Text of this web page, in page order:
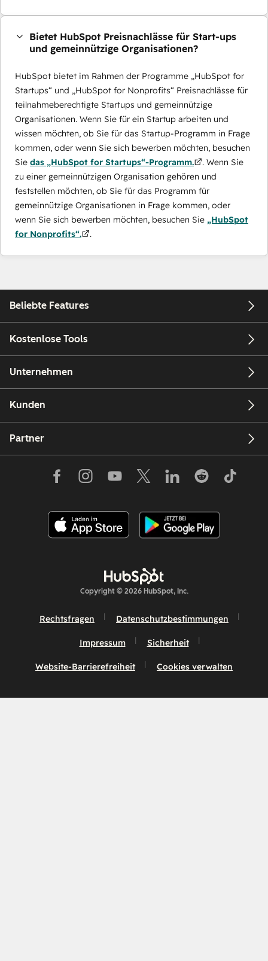
Bietet HubSpot Preisnachlässe für Start-ups
und gemeinnützige Organisationen?
HubSpot bietet im Rahmen der Programme „HubSpot for
Startups“ und „HubSpot for Nonprofits“ Preisnachlässe für
teilnahmeberechtigte Startups und gemeinnützige
Organisationen. Wenn Sie für ein Startup arbeiten und
wissen möchten, ob Sie für das Startup-Programm in Frage
kommen, oder wenn Sie sich bewerben möchten, besuchen
Sie das „HubSpot for Startups“-Programm.
. Wenn Sie
zu einer gemeinnützigen Organisation gehören und
feststellen möchten, ob Sie für das Programm für
gemeinnützige Organisationen in Frage kommen, oder
wenn Sie sich bewerben möchten, besuchen Sie „HubSpot
for Nonprofits“.
.
Beliebte Features
Kostenlose Tools
Unternehmen
Kunden
Partner
Copyright © 2026 HubSpot, Inc.
Rechtsfragen Datenschutzbestimmungen
Impressum Sicherheit
Website-Barrierefreiheit Cookies verwalten